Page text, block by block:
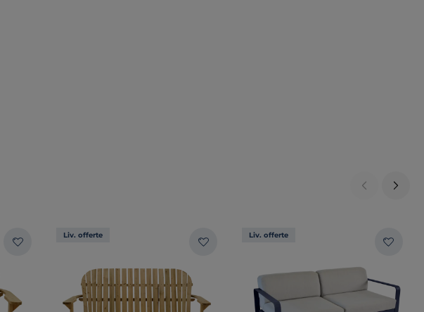
Liv. offerte Liv. offerte